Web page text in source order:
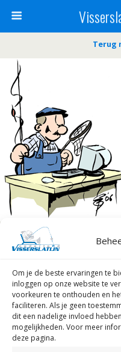
Om je de beste ervaringen te
inloggen op onze website te
voorkeuren te onthouden en
faciliteren. Als je geen
dit een nadelige invloed
mogelijkheden. Voor meer
deze pagina.
Terug
Mobiel